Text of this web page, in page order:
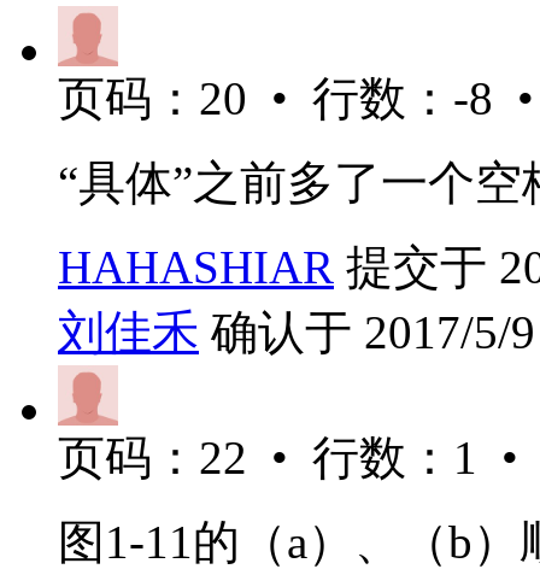
页码：20 • 行数：-8
“具体”之前多了一个空
HAHASHIAR 提交于
刘佳禾 确认于 2017/5/
页码：22 • 行数：1 •
图1-11的（a）、（b